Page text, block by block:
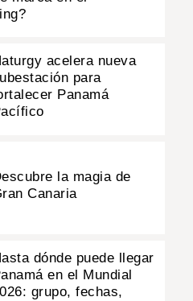
acelera nueva
para
Panamá
la magia de
Canaria
dónde puede llegar
en el Mundial
grupo, fechas,